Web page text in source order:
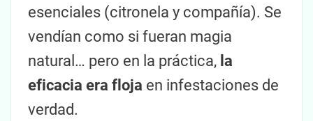
esenciales (citronela y compañía). Se
vendían como si fueran magia
natural… pero en la práctica, la
eficacia era floja en infestaciones de
verdad.